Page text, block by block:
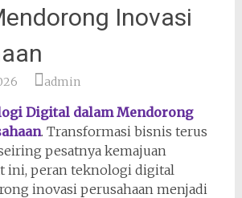
Inovasi
admin
Digital dalam Mendorong
. Transformasi bisnis terus
pesatnya kemajuan
ini, peran teknologi digital
inovasi perusahaan menjadi